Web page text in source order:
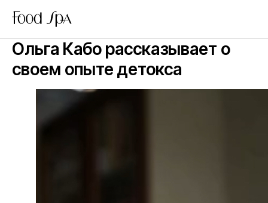
Ольга Кабо рассказывает о
своем опыте детокса